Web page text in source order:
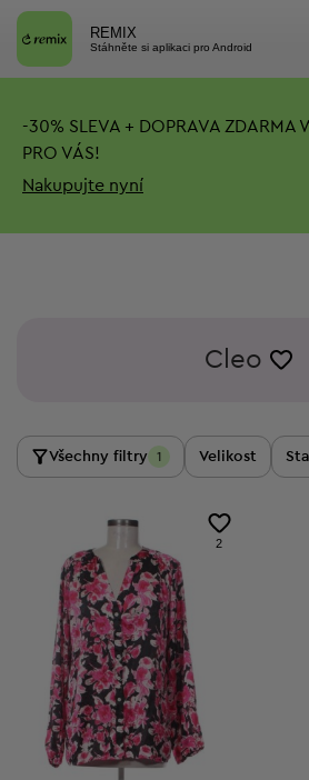
REMIX
Stáhněte si aplikaci pro Android
-30% SLEVA + DOPRAVA ZDARMA
PRO VÁS!
Nakupujte nyní
Cleo
Všechny filtry 1 Velikost
2